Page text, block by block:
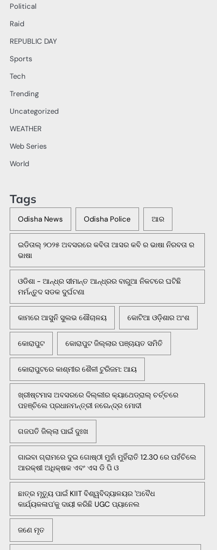
Political
Raid
REPUBLIC DAY
Sports
Tech
Trending
Uncategorized
WEATHER
Web Series
World
Tags
Odisha News Odisha Police ଆର
ଇଡିତାଲ୍ ୨୦୨୫ ଅବସରରେ କବିତା ଆସର କବି ର ଭାଷା ନିରବତା ର
ଭାଷା
ଓଡିଶା - ଆନ୍ଧ୍ର ସୀମାନ୍ତ ଆନ୍ଧ୍ରର ବାରୁଆ ନିକଟରେ ଘଟିଛି
ମର୍ମନ୍ତୁଦ ସଡକ ଦୁର୍ଘଟଣା
କାମରେ ଆସୁନି ସୁଲଭ ଶୌଚାଳୟ କୋଟିଆ ଓଡ଼ିଶାର ଅଂଶ
କୋରାପୁଟ କୋରାପୁଟ ଜିଲ୍ଲାର ପଞ୍ଚାୟତ ସମିତି
କୋରାପୁଟରେ କାଶ୍ମୀର ଶୈଳୀ ଟୁରିଜମ: ଆୟ
ଖ୍ରୀଷ୍ଟମାସ ଅବସରରେ ଦିଲ୍ଲୀର କ୍ୟାଥେଡ୍ରାଲ୍ ଚର୍ଚ୍ଚରେ
ପହଞ୍ଚିଲେ ପ୍ରଧାନମନ୍ତ୍ରୀ ନରେନ୍ଦ୍ର ମୋଦୀ
ଗଜପତି ଜିଲ୍ଲା ପାଇଁ ଦୁଃଖ
ଗାଇବା ଗ୍ରାମରେ ଦୁଇ ଗୋଷ୍ଠୀ ମୁହାଁ ମୁହିଁରାତି 12.30 ରେ ପହଁଚିଲେ
ଆରକ୍ଷୀ ଅଧିକ୍ଷକ ଏବଂ ଏସ ଡି ପି ଓ
ଛାତ୍ର ମୃତ୍ୟୁ ପାଇଁ KIIT ବିଶ୍ୱବିଦ୍ୟାଳୟର 'ଅବୈଧ
କାର୍ଯ୍ୟକଳାପ'କୁ ଦାୟୀ କରିଛି UGC ପ୍ୟାନେଲ
ଜଣେ ମୃତ